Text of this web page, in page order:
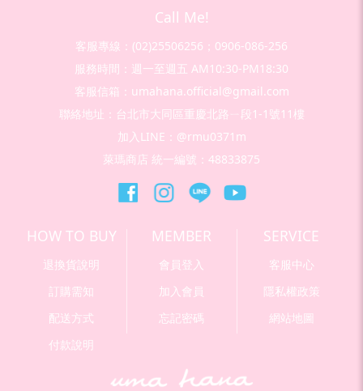
Call Me!
客服專線：(02)25506256；0906-086-256
服務時間：週一至週五 AM10:30-PM18:30
客服信箱：umahana.official@gmail.com
聯絡地址：台北市大同區重慶北路ㄧ段1-1號11樓
加入LINE：@rmu0371m
萊瑪商店 統一編號：48833875
HOW TO BUY
退換貨說明
訂購需知
配送方式
付款說明
MEMBER
會員登入
加入會員
忘記密碼
SERVICE
客服中心
隱私權政策
網站地圖